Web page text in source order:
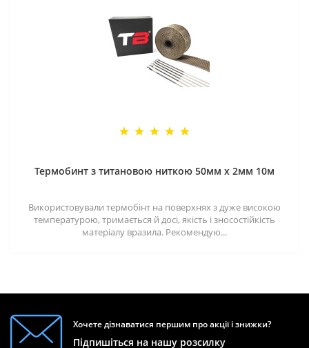
Термобинт з титановою ниткою 50мм х 2мм 10м
Використовували термобінт на поверхнях з дуже високою
температурою, тримається й досі, якість і зносостійкість
матеріалу вразила. Рекомендую...
Хочете дізнаватися першим про акції і знижки?
Підпишіться на нашу розсилку